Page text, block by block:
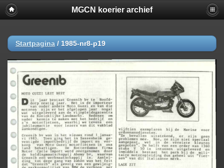
MGCN koerier archief
Startpagina / 1985-nr8-p19